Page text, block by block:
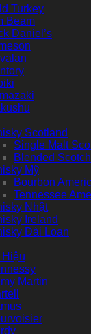
Turkey
Beam
Daniel’s
Scotland
Single Malt
Blended
Mỹ
Bourbon
Tennessee
Nhật
Ireland
Đài Loan
Martin